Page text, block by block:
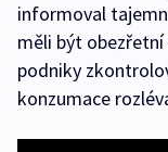
informoval
měli být obezřetní
podniky
konzumace